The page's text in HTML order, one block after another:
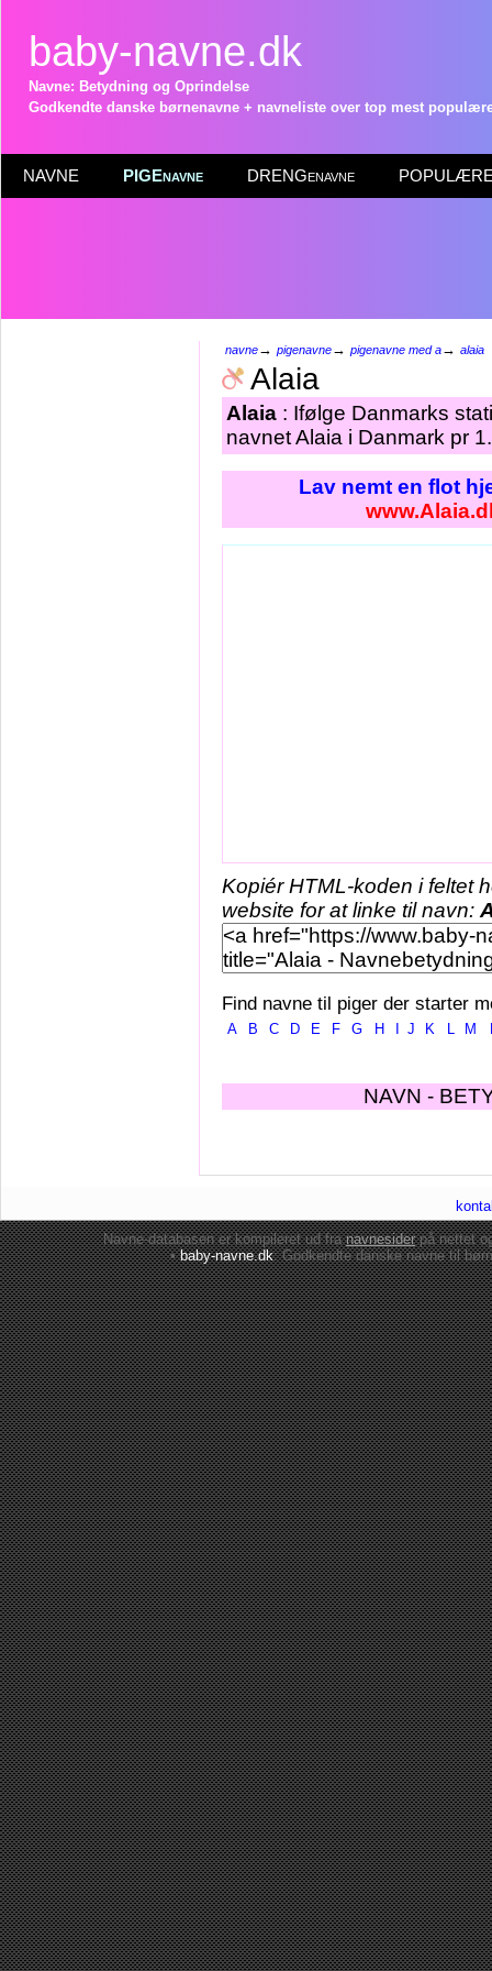
baby-navne.dk
Navne: Betydning og Oprindelse
Godkendte danske børnenavne + navneliste over top mest
NAVNE PIGEnavne DRENGenavne POPULÆRE
navne→ pigenavne→ pigenavne med a→ alaia
Alaia
Alaia : Ifølge Danmarks
navnet Alaia i Danmark pr
Lav nemt en flot
Kopiér HTML-koden i feltet
website for at linke til navn:
Find navne til piger der starter
A B C D E F G H J K L M
NAVN -
Navne-databasen er kompileret ud franavnesiderpå nettet
•baby-navne.dk: Godkendte danskenavne til børn